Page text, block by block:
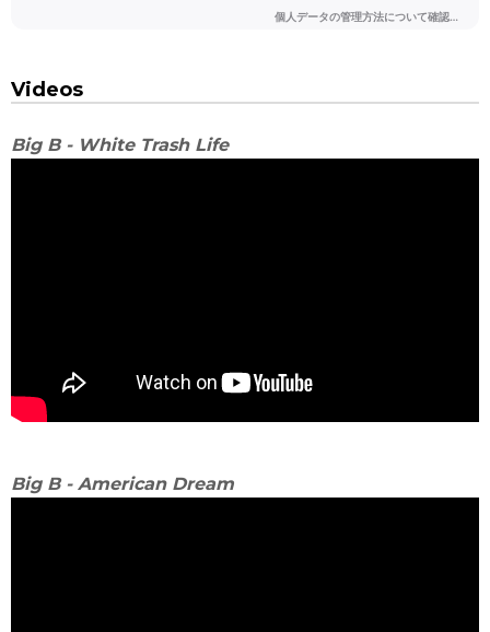
Videos
Big B - White Trash Life
Big B - American Dream